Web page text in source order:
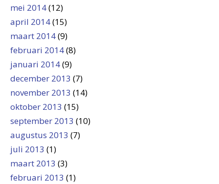
mei 2014(12)
april 2014(15)
maart 2014(9)
februari 2014(8)
januari 2014(9)
december 2013 (7)
november 2013 (14)
oktober 2013 (15)
september 2013 (10)
augustus 2013 (7)
juli 2013 (1)
maart 2013 (3)
februari 2013 (1)